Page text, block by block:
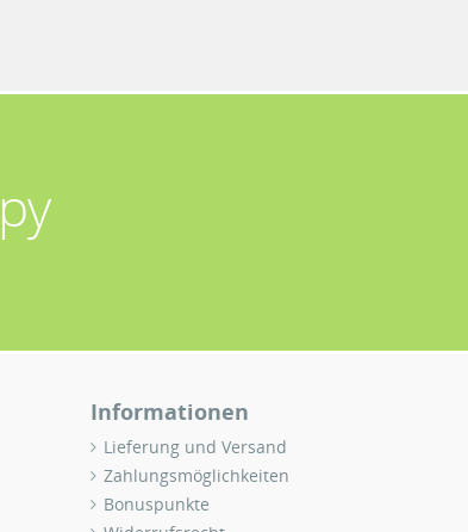
Informationen
Lieferung und Versand
Zahlungsmöglichkeiten
Bonuspunkte